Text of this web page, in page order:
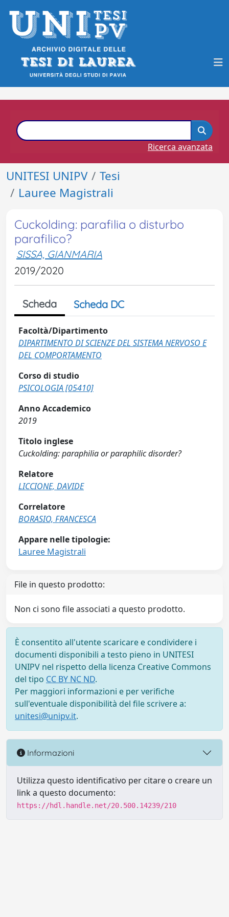
Ricerca avanzata
UNITESI UNIPV
Tesi
Lauree Magistrali
Cuckolding: parafilia o disturbo
parafilico?
SISSA, GIANMARIA
2019/2020
Scheda Scheda DC
Facoltà/Dipartimento
DIPARTIMENTO DI SCIENZE DEL SISTEMA NERVOSO E
DEL COMPORTAMENTO
Corso di studio
PSICOLOGIA [05410]
Anno Accademico
2019
Titolo inglese
Cuckolding: paraphilia or paraphilic disorder?
Relatore
LICCIONE, DAVIDE
Correlatore
BORASIO, FRANCESCA
Appare nelle tipologie:
Lauree Magistrali
File in questo prodotto:
Non ci sono file associati a questo prodotto.
È consentito all'utente scaricare e condividere i
documenti disponibili a testo pieno in UNITESI
UNIPV nel rispetto della licenza Creative Commons
del tipo CC BY NC ND.
Per maggiori informazioni e per verifiche
sull'eventuale disponibilità del file scrivere a:
unitesi@unipv.it.
Informazioni
Utilizza questo identificativo per citare o creare un
link a questo documento:
https://hdl.handle.net/20.500.14239/210